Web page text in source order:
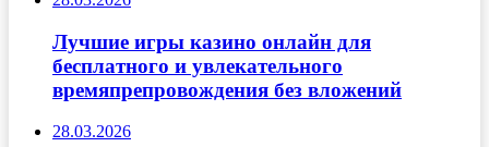
Лучшие игры казино онлайн для
бесплатного и увлекательного
времяпрепровождения без вложений
28.03.2026